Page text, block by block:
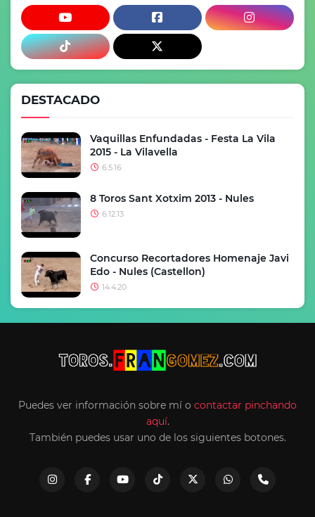
DESTACADO
Vaquillas Enfundadas - Festa La Vila
2015 - La Vilavella
6.5.16
8 Toros Sant Xotxim 2013 - Nules
6.12.13
Concurso Recortadores Homenaje Javi
Edo - Nules (Castellon)
14.4.20
Puedes ver información sobre mí o contactar pinchando
aquí.
También puedes usar uno de los siguientes botones.